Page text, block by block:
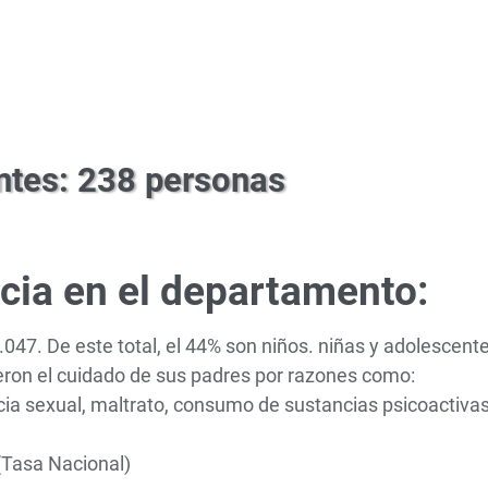
238 personas
en el departamento:
De este total, el 44% son niños. niñas y
el cuidado de sus padres por razones como:
sexual, maltrato, consumo de sustancias
Nacional)